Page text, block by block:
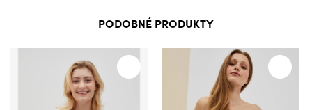
PODOBNÉ PRODUKTY